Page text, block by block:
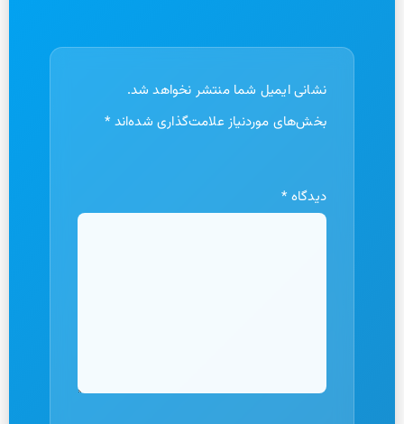
نشانی ایمیل شما منتشر نخواهد شد.
بخش‌های موردنیاز علامت‌گذاری شده‌اند *
دیدگاه *